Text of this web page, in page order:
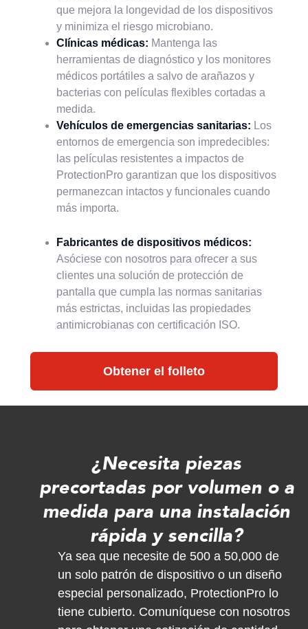
que mejora la longevidad de los dispositivos
y minimiza el riesgo microbiano.
Clínicas médicas: Mantenga las
herramientas de diagnóstico y los monitores
médicos portátiles a salvo de arañazos y
bacterias con películas flexibles cortadas a
medida.
Vehículos de emergencias sanitarias: Los
entornos de emergencia son impredecibles:
las películas resistentes a impactos de
ProtectionPro garantizan que los dispositivos
permanezcan intactos y funcionales cuando
más importa.
Fabricantes de dispositivos médicos:
Asóciese con nosotros para ofrecer a sus
clientes una solución de protección de
pantalla que cumpla las normas sanitarias
más estrictas, incluidas las propiedades
antimicrobianas con certificación ISO.
Obtener el folleto
¿Necesita piezas
precortadas por volumen o a
medida para una instalación
rápida y sencilla?
Ya sea que necesite de 500 a 50,000 de
un solo patrón de dispositivo o un diseño
especial personalizado, ProtectionPro lo
tiene cubierto. Comuníquese con nosotros